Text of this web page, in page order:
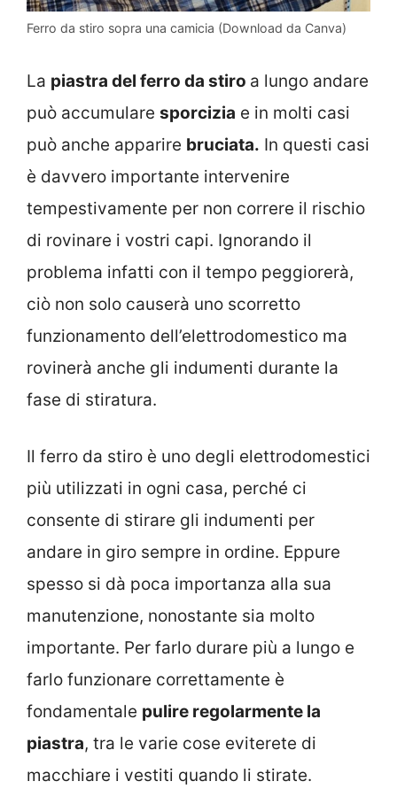
Ferro da stiro sopra una camicia (Download da Canva)
La piastra del ferro da stiro a lungo andare
può accumulare sporcizia e in molti casi
può anche apparire bruciata. In questi casi
è davvero importante intervenire
tempestivamente per non correre il rischio
di rovinare i vostri capi. Ignorando il
problema infatti con il tempo peggiorerà,
ciò non solo causerà uno scorretto
funzionamento dell’elettrodomestico ma
rovinerà anche gli indumenti durante la
fase di stiratura.
Il ferro da stiro è uno degli elettrodomestici
più utilizzati in ogni casa, perché ci
consente di stirare gli indumenti per
andare in giro sempre in ordine. Eppure
spesso si dà poca importanza alla sua
manutenzione, nonostante sia molto
importante. Per farlo durare più a lungo e
farlo funzionare correttamente è
fondamentale pulire regolarmente la
piastra, tra le varie cose eviterete di
macchiare i vestiti quando li stirate.